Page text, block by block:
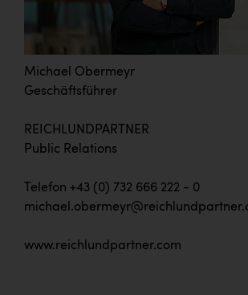
Michael Obermeyr
Geschäftsführer
REICHLUNDPARTNER
Public Relations
Telefon +43 (0) 732 666 222 - 0
www.reichlundpartner.com